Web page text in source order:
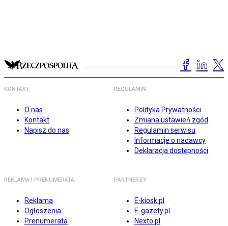
KONTAKT
O nas
Kontakt
Napisz do nas
REGULAMIN
Polityka Prywatności
Zmiana ustawień zgód
Regulamin serwisu
Informacje o nadawcy
Deklaracja dostępności
REKLAMA I PRENUMERATA
Reklama
Ogłoszenia
Prenumerata
PARTNERZY
E-kiosk.pl
E-gazety.pl
Nexto.pl